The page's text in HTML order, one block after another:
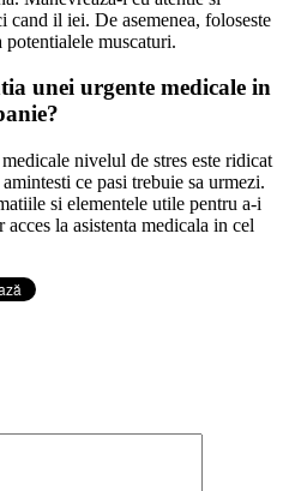
cand il iei. De asemenea, foloseste
potentialele muscaturi.
unei urgente medicale in
nivelul de stres este ridicat
ce pasi trebuie sa urmezi.
si elementele utile pentru a-i
la asistenta medicala in cel